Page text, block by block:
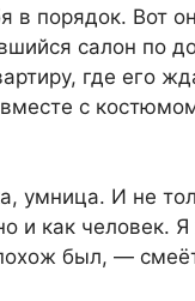
в порядок. Вот
салон по
где его
с
умница. И не
и как человек.
был, —